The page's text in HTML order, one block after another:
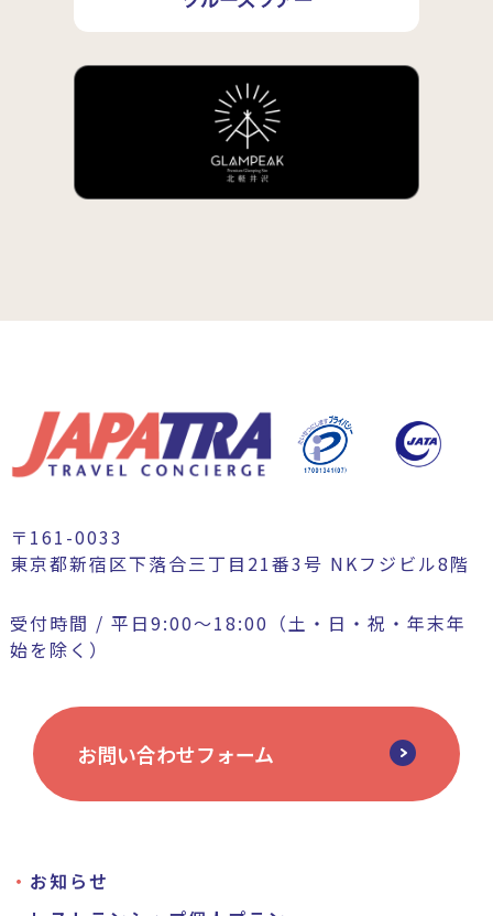
〒161-0033
東京都新宿区下落合三丁目21番3号 NKフジビル8階
受付時間 / 平日9:00〜18:00（土・日・祝・年末年
始を除く）
お問い合わせフォーム
お知らせ